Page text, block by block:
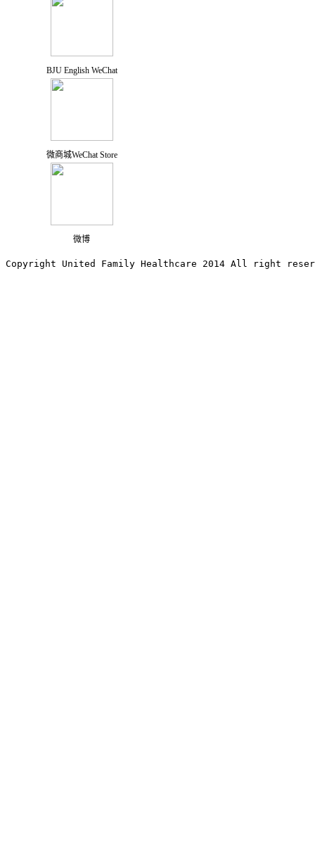
BJU English WeChat
微商城WeChat Store
微博
Copyright United Family Healthcare 2014 All right